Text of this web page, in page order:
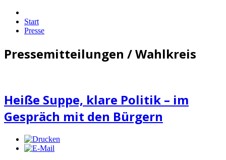
Start
Presse
Pressemitteilungen / Wahlkreis
Heiße Suppe, klare Politik – im
Gespräch mit den Bürgern